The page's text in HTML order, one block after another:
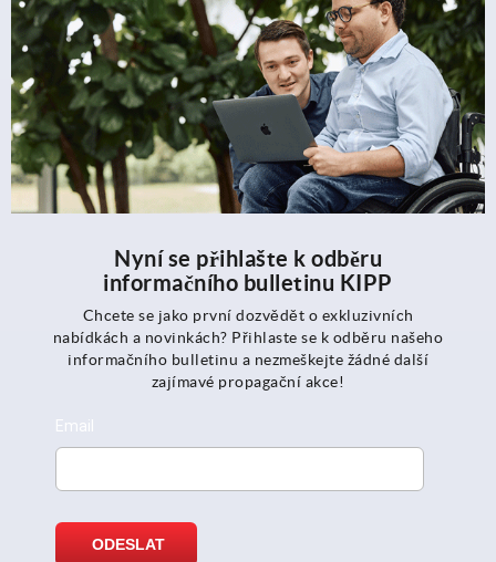
Nyní se přihlašte k odběru
informačního bulletinu KIPP
Chcete se jako první dozvědět o exkluzivních
nabídkách a novinkách? Přihlaste se k odběru našeho
informačního bulletinu a nezmeškejte žádné další
zajímavé propagační akce!